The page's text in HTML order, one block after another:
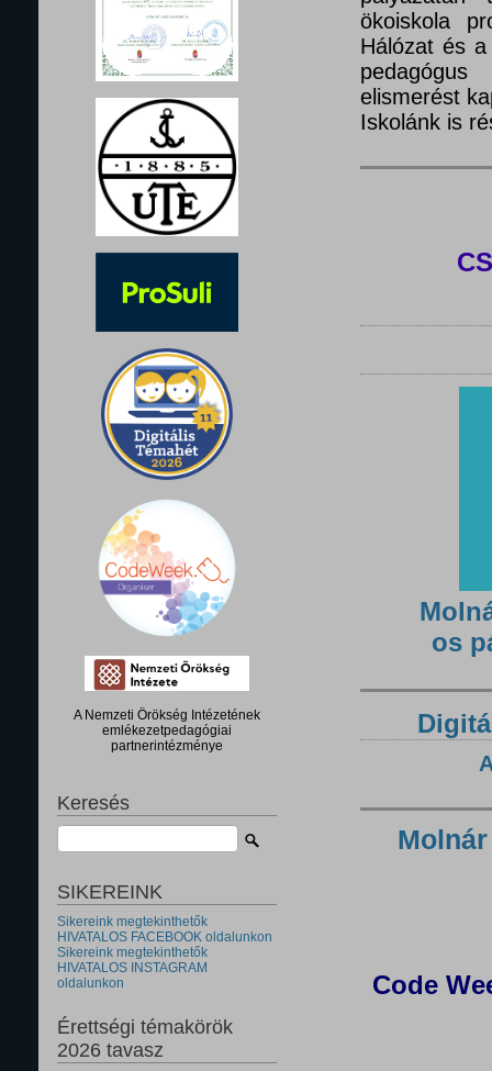
A Nemzeti Örökség Intézetének
emlékezetpedagógiai
partnerintézménye
Keresés
SIKEREINK
Sikereink megtekinthetők
HIVATALOS FACEBOOK oldalunkon
Sikereink megtekinthetők
HIVATALOS INSTAGRAM
oldalunkon
Érettségi témakörök
2026 tavasz
ökoiskola
Hálózat és
elismerést
Iskolánk is
os
Code